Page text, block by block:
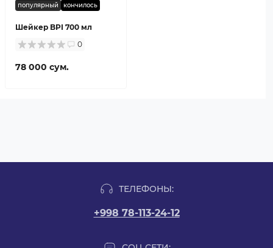
популярный кончилось
Шейкер BPI 700 мл
0
78 000 сум.
ТЕЛЕФОНЫ:
+998 78-113-24-12